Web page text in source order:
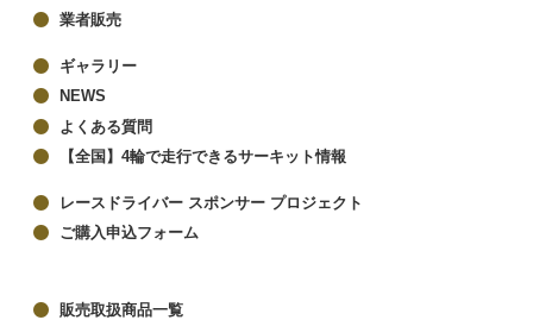
業者販売
ギャラリー
NEWS
よくある質問
【全国】4輪で走行できるサーキット情報
レースドライバー スポンサー プロジェクト
ご購入申込フォーム
販売取扱商品一覧